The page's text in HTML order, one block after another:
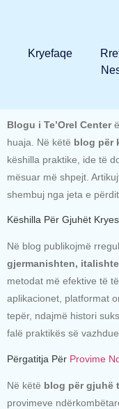
Kryefaqe
Blogu i Te’Orel Center
huaja. Në këtë blog për
këshilla praktike, ide të
mësuar më shpejt.
shembuj nga jeta e
Këshilla Për Gjuhët
Në blog publikojmë
gjermanishten,
metodat më efektive të
aplikacionet, platformat
tepër, ndajmë histori
falë praktikës së
Përgatitja Për Provime
Në këtë blog për gjuhë
provimeve